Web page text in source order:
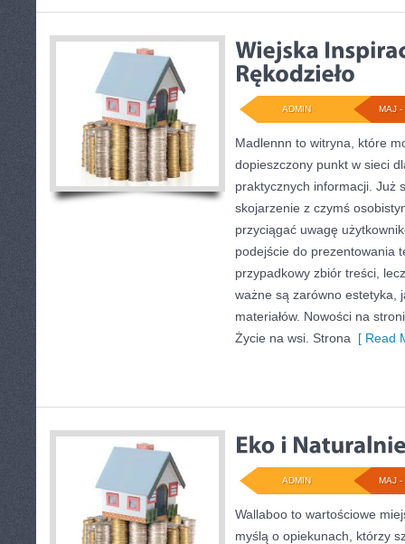
MAJ -
ADMIN
Madlennn to witryna, które
dopieszczony punkt w sieci
praktycznych informacji. Już
skojarzenie z czymś
przyciągać uwagę
podejście do prezentowania
przypadkowy zbiór treści,
ważne są zarówno estetyka,
materiałów. Nowości na
Życie na wsi. Strona [ Read
MAJ -
ADMIN
Wallaboo to wartościowe
myślą o opiekunach, którzy